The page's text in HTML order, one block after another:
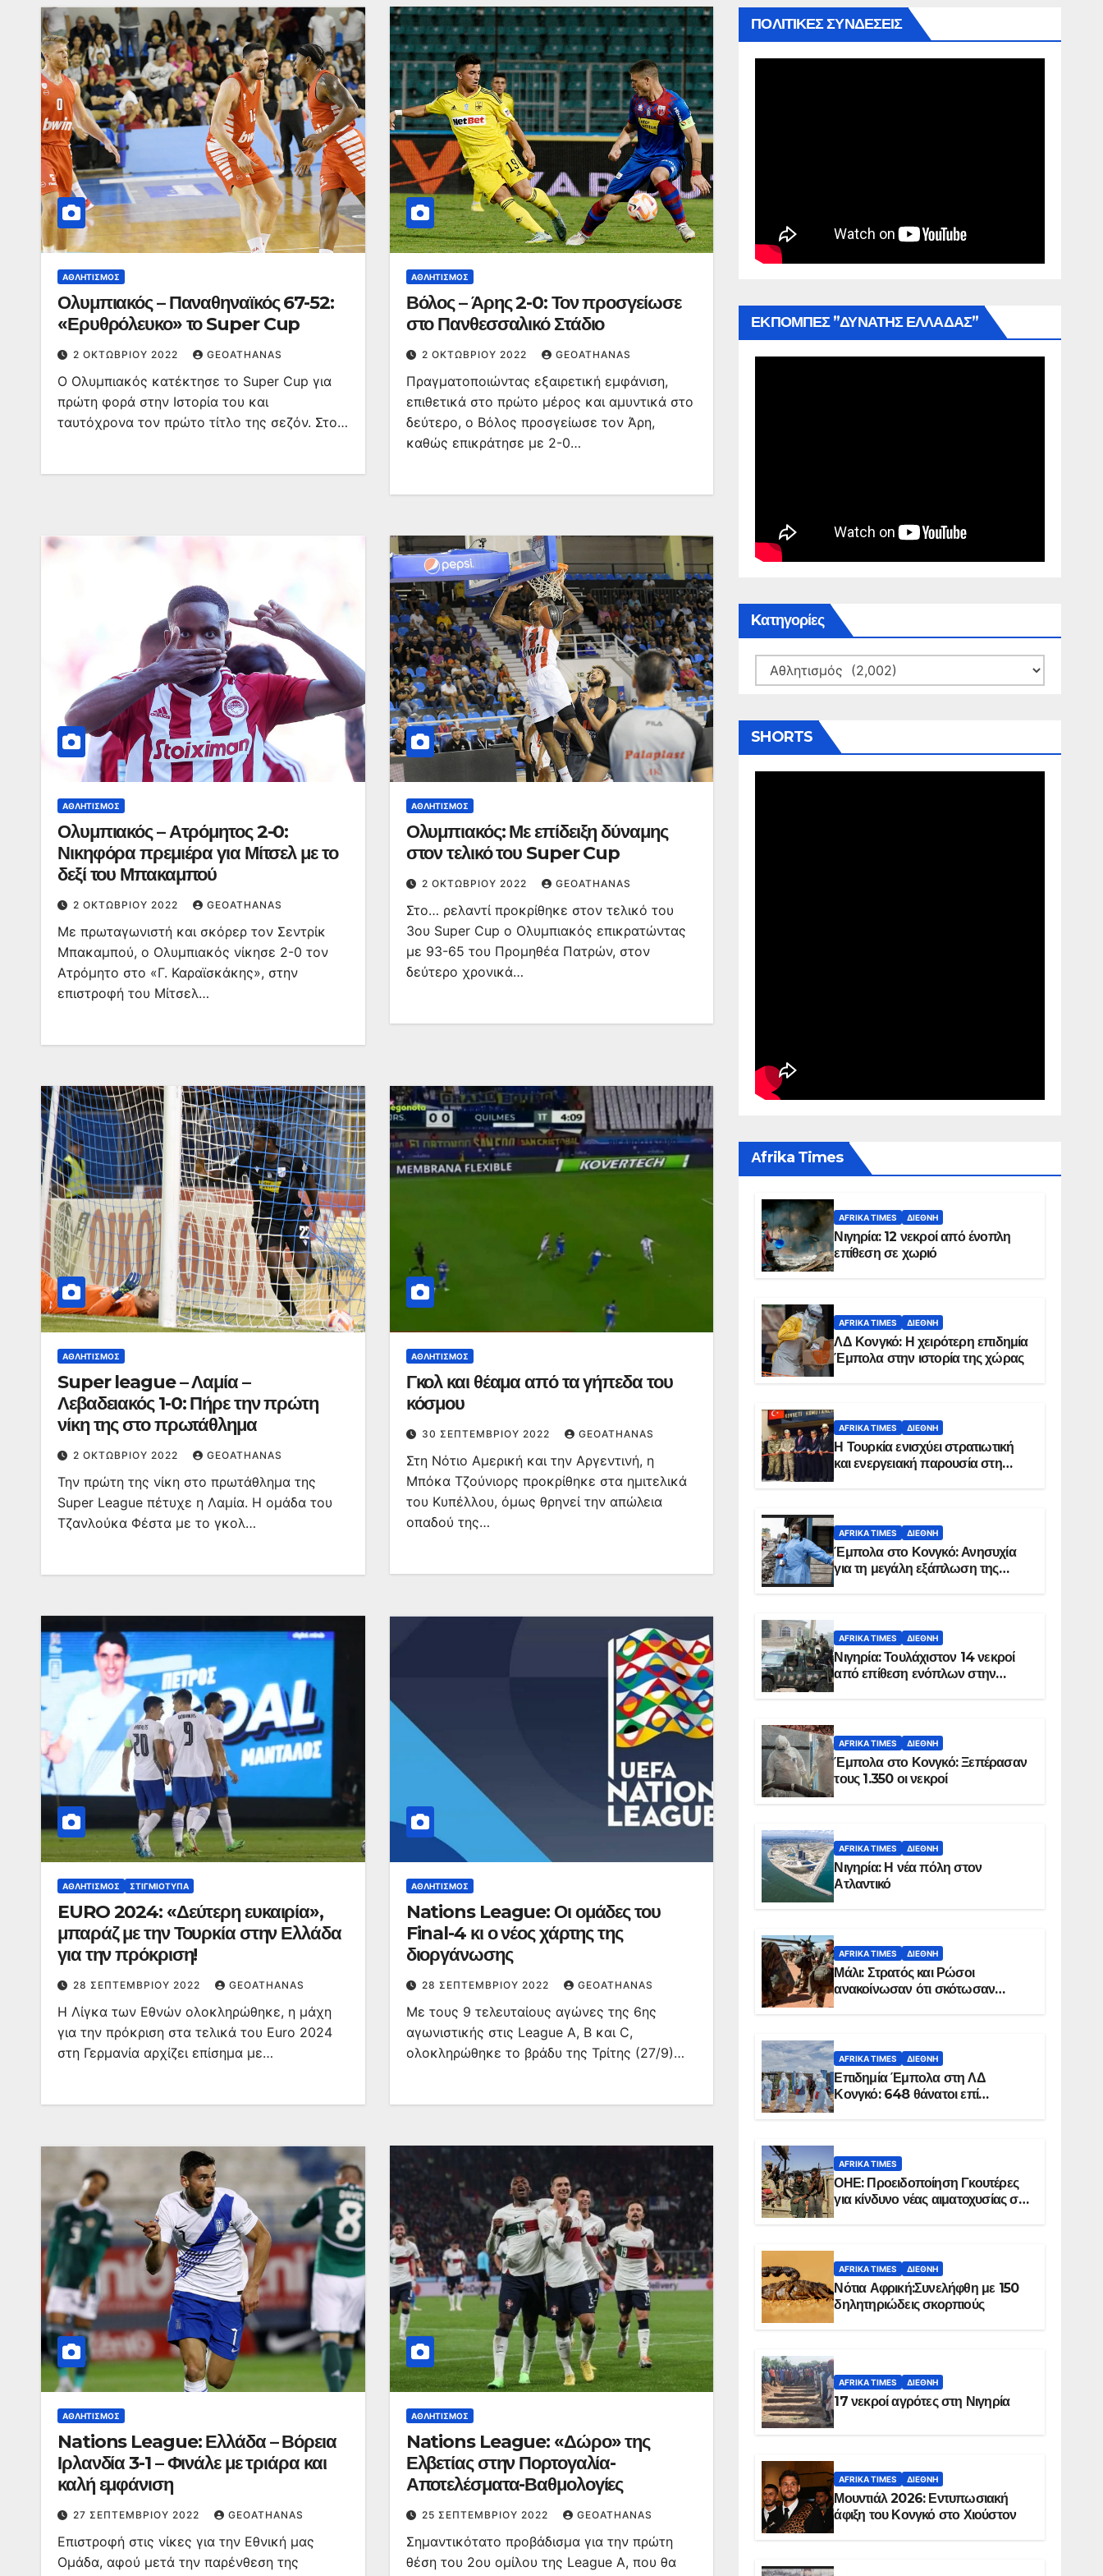
ΑΘΛΗΤΙΣΜΌΣ
Ολυμπιακός – Παναθηναϊκός 67-52:
«Ερυθρόλευκο» το Super Cup
2 ΟΚΤΩΒΡΊΟΥ 2022 GEOATHANAS
Ο Ολυμπιακός κατέκτησε το Super Cup για
πρώτη φορά στην Ιστορία του και
ταυτόχρονα τον πρώτο τίτλο της σεζόν. Στο…
ΑΘΛΗΤΙΣΜΌΣ
Βόλος – Άρης 2-0: Τον προσγείωσε
στο Πανθεσσαλικό Στάδιο
2 ΟΚΤΩΒΡΊΟΥ 2022 GEOATHANAS
Πραγματοποιώντας εξαιρετική εμφάνιση,
επιθετικά στο πρώτο μέρος και αμυντικά στο
δεύτερο, ο Βόλος προσγείωσε τον Άρη,
καθώς επικράτησε με 2-0…
ΑΘΛΗΤΙΣΜΌΣ
Ολυμπιακός – Ατρόμητος 2-0:
Νικηφόρα πρεμιέρα για Μίτσελ με το
δεξί του Μπακαμπού
2 ΟΚΤΩΒΡΊΟΥ 2022 GEOATHANAS
Με πρωταγωνιστή και σκόρερ τον Σεντρίκ
Μπακαμπού, ο Ολυμπιακός νίκησε 2-0 τον
Ατρόμητο στο «Γ. Καραϊσκάκης», στην
επιστροφή του Μίτσελ…
ΑΘΛΗΤΙΣΜΌΣ
Ολυμπιακός: Με επίδειξη δύναμης
στον τελικό του Super Cup
2 ΟΚΤΩΒΡΊΟΥ 2022 GEOATHANAS
Στο… ρελαντί προκρίθηκε στον τελικό του
3ου Super Cup ο Ολυμπιακός επικρατώντας
με 93-65 του Προμηθέα Πατρών, στον
δεύτερο χρονικά…
ΑΘΛΗΤΙΣΜΌΣ
Super league – Λαμία –
Λεβαδειακός 1-0: Πήρε την πρώτη
νίκη της στο πρωτάθλημα
2 ΟΚΤΩΒΡΊΟΥ 2022 GEOATHANAS
Την πρώτη της νίκη στο πρωτάθλημα της
Super League πέτυχε η Λαμία. Η ομάδα του
Τζανλούκα Φέστα με το γκολ…
ΑΘΛΗΤΙΣΜΌΣ
Γκολ και θέαμα από τα γήπεδα του
κόσμου
30 ΣΕΠΤΕΜΒΡΊΟΥ 2022 GEOATHANAS
Στη Νότιο Αμερική και την Αργεντινή, η
Μπόκα Τζούνιορς προκρίθηκε στα ημιτελικά
του Κυπέλλου, όμως θρηνεί την απώλεια
οπαδού της…
ΑΘΛΗΤΙΣΜΌΣ ΣΤΙΓΜΙΌΤΥΠΑ
EURO 2024: «Δεύτερη ευκαιρία»,
μπαράζ με την Τουρκία στην Ελλάδα
για την πρόκριση!
28 ΣΕΠΤΕΜΒΡΊΟΥ 2022 GEOATHANAS
Η Λίγκα των Εθνών ολοκληρώθηκε, η μάχη
για την πρόκριση στα τελικά του Euro 2024
στη Γερμανία αρχίζει επίσημα με…
ΑΘΛΗΤΙΣΜΌΣ
Nations League: Οι ομάδες του
Final-4 κι ο νέος χάρτης της
διοργάνωσης
28 ΣΕΠΤΕΜΒΡΊΟΥ 2022 GEOATHANAS
Με τους 9 τελευταίους αγώνες της 6ης
αγωνιστικής στις League A, B και C,
ολοκληρώθηκε το βράδυ της Τρίτης (27/9)…
ΑΘΛΗΤΙΣΜΌΣ
Nations League: Ελλάδα – Βόρεια
Ιρλανδία 3-1 – Φινάλε με τριάρα και
καλή εμφάνιση
27 ΣΕΠΤΕΜΒΡΊΟΥ 2022 GEOATHANAS
Επιστροφή στις νίκες για την Εθνική μας
Ομάδα, αφού μετά την παρένθεση της
ΑΘΛΗΤΙΣΜΌΣ
Nations League: «Δώρο» της
Ελβετίας στην Πορτογαλία-
Αποτελέσματα-Βαθμολογίες
25 ΣΕΠΤΕΜΒΡΊΟΥ 2022 GEOATHANAS
Σημαντικότατο προβάδισμα για την πρώτη
θέση του 2ου ομίλου της League A, που θα
ΠΟΛΙΤΙΚΕΣ ΣΥΝΔΕΣΕΙΣ
ΕΚΠΟΜΠΕΣ ”ΔΥΝΑΤΗΣ ΕΛΛΑΔΑΣ”
Kατηγορίες
Kατηγορίες
SHORTS
Αfrika Times
AFRIKA TIMES ΔΙΕΘΝΉ
Νιγηρία: 12 νεκροί από ένοπλη
επίθεση σε χωριό
AFRIKA TIMES ΔΙΕΘΝΉ
ΛΔ Κονγκό: Η χειρότερη επιδημία
Έμπολα στην ιστορία της χώρας
AFRIKA TIMES ΔΙΕΘΝΉ
Η Τουρκία ενισχύει στρατιωτική
και ενεργειακή παρουσία στη
AFRIKA TIMES ΔΙΕΘΝΉ
Έμπολα στο Κονγκό: Ανησυχία
για τη μεγάλη εξάπλωση της
AFRIKA TIMES ΔΙΕΘΝΉ
Νιγηρία: Τουλάχιστον 14 νεκροί
από επίθεση ενόπλων στην
AFRIKA TIMES ΔΙΕΘΝΉ
Έμπολα στο Κονγκό: Ξεπέρασαν
τους 1.350 οι νεκροί
AFRIKA TIMES ΔΙΕΘΝΉ
Νιγηρία: Η νέα πόλη στον
Ατλαντικό
AFRIKA TIMES ΔΙΕΘΝΉ
Μάλι: Στρατός και Ρώσοι
ανακοίνωσαν ότι σκότωσαν
AFRIKA TIMES ΔΙΕΘΝΉ
Επιδημία Έμπολα στη ΛΔ
Κονγκό: 648 θάνατοι επί
AFRIKA TIMES
ΟΗΕ: Προειδοποίηση Γκουτέρες
για κίνδυνο νέας αιματοχυσίας στο
AFRIKA TIMES ΔΙΕΘΝΉ
Νότια Αφρική:Συνελήφθη με 150
δηλητηριώδεις σκορπιούς
AFRIKA TIMES ΔΙΕΘΝΉ
17 νεκροί αγρότες στη Νιγηρία
AFRIKA TIMES ΔΙΕΘΝΉ
Μουντιάλ 2026: Εντυπωσιακή
άφιξη του Κονγκό στο Χιούστον